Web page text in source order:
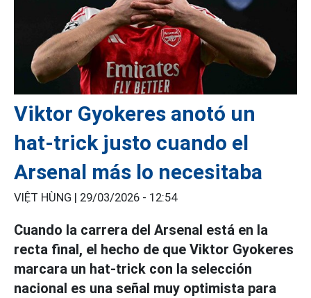
Viktor Gyokeres anotó un
hat-trick justo cuando el
Arsenal más lo necesitaba
VIỆT HÙNG | 29/03/2026 - 12:54
Cuando la carrera del Arsenal está en la
recta final, el hecho de que Viktor Gyokeres
marcara un hat-trick con la selección
nacional es una señal muy optimista para